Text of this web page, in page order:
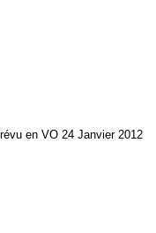
en VO 24 Janvier 2012